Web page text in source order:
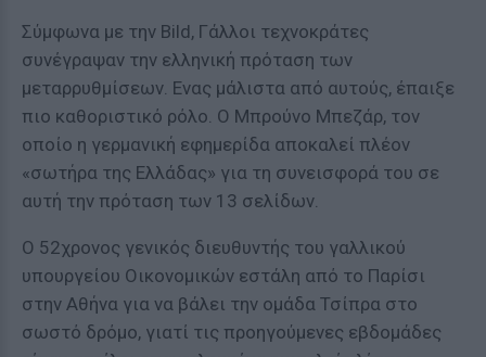
Σύμφωνα με την Bild, Γάλλοι τεχνοκράτες
συνέγραψαν την ελληνική πρόταση των
μεταρρυθμίσεων. Ενας μάλιστα από αυτούς, έπαιξε
πιο καθοριστικό ρόλο. Ο Μπρούνο Μπεζάρ, τον
οποίο η γερμανική εφημερίδα αποκαλεί πλέον
«σωτήρα της Ελλάδας» για τη συνεισφορά του σε
αυτή την πρόταση των 13 σελίδων.
Ο 52χρονος γενικός διευθυντής του γαλλικού
υπουργείου Οικονομικών εστάλη από το Παρίσι
στην Αθήνα για να βάλει την ομάδα Τσίπρα στο
σωστό δρόμο, γιατί τις προηγούμενες εβδομάδες